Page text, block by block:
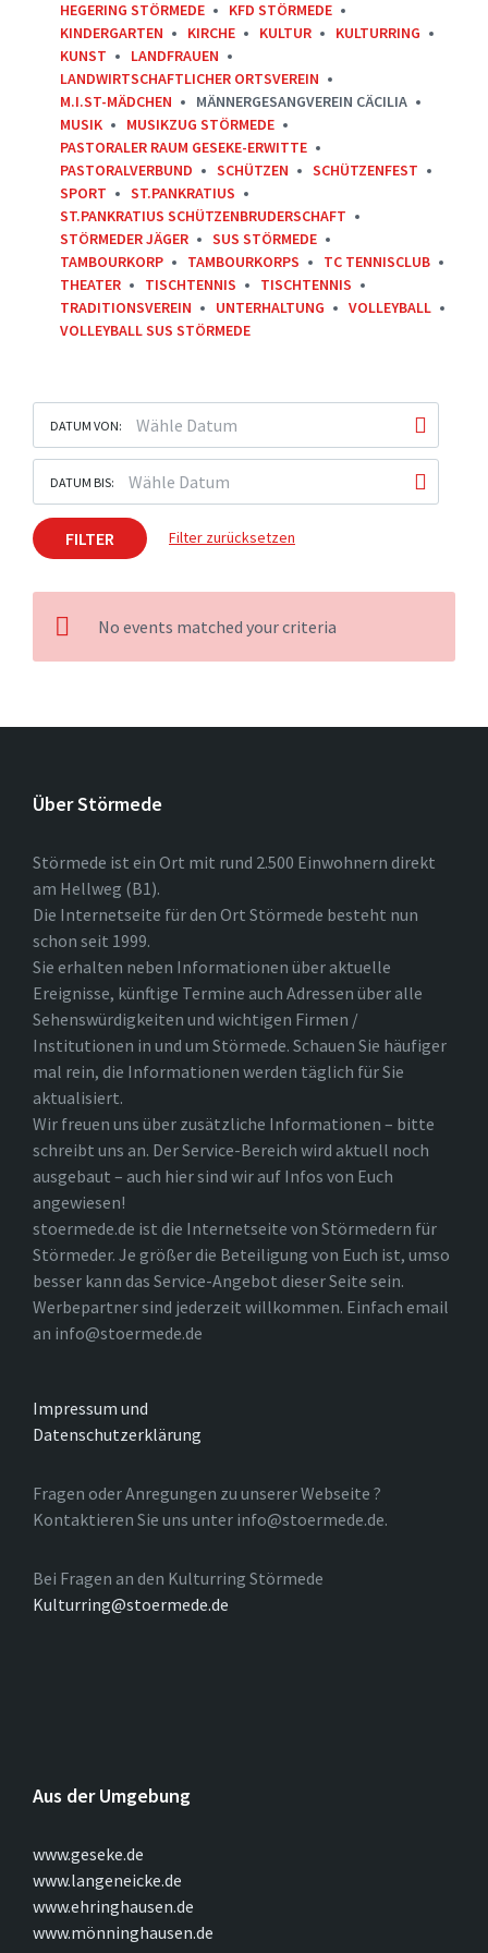
HEGERING STÖRMEDE
KFD STÖRMEDE
KINDERGARTEN
KIRCHE KULTUR
KULTURRING
KUNST
LANDFRAUEN
LANDWIRTSCHAFTLICHER ORTSVEREIN
M.I.ST-MÄDCHEN
MÄNNERGESANGVEREIN CÄCILIA
MUSIK
MUSIKZUG STÖRMEDE
PASTORALER RAUM GESEKE-ERWITTE
PASTORALVERBUND
SCHÜTZEN
SCHÜTZENFEST
SPORT
ST.PANKRATIUS
ST.PANKRATIUS SCHÜTZENBRUDERSCHAFT
STÖRMEDER JÄGER
SUS STÖRMEDE
TAMBOURKORP
TAMBOURKORPS
TC TENNISCLUB
THEATER
TISCHTENNIS
TISCHTENNIS
TRADITIONSVEREIN
UNTERHALTUNG
VOLLEYBALL
VOLLEYBALL SUS STÖRMEDE
DATUM VON:
DATUM BIS:
FILTER Filter zurücksetzen
No events matched your criteria
Über Störmede
Störmede ist ein Ort mit rund 2.500 Einwohnern direkt
am Hellweg (B1).
Die Internetseite für den Ort Störmede besteht nun
schon seit 1999.
Sie erhalten neben Informationen über aktuelle
Ereignisse, künftige Termine auch Adressen über alle
Sehenswürdigkeiten und wichtigen Firmen /
Institutionen in und um Störmede. Schauen Sie häufiger
mal rein, die Informationen werden täglich für Sie
aktualisiert.
Wir freuen uns über zusätzliche Informationen – bitte
schreibt uns an. Der Service-Bereich wird aktuell noch
ausgebaut – auch hier sind wir auf Infos von Euch
angewiesen!
stoermede.de ist die Internetseite von Störmedern für
Störmeder. Je größer die Beteiligung von Euch ist, umso
besser kann das Service-Angebot dieser Seite sein.
Werbepartner sind jederzeit willkommen. Einfach email
an info@stoermede.de
Impressum und
Datenschutzerklärung
Fragen oder Anregungen zu unserer Webseite ?
Kontaktieren Sie uns unter info@stoermede.de.
Bei Fragen an den Kulturring Störmede
Kulturring@stoermede.de
Aus der Umgebung
www.geseke.de
www.langeneicke.de
www.ehringhausen.de
www.mönninghausen.de